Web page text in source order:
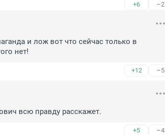
+6 –2
и лож вот что сейчас только в
нет!
+12 –5
всю правду расскажет.
+5 –4